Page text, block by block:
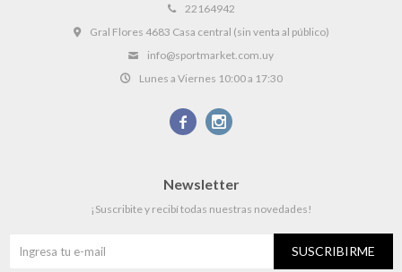
22164942
Gral Flores 4683 Casa central (sin venta al público)
info@sportmarket.com.uy
Lunes a Viernes 10:00 a 17:30
 
Newsletter
¡Suscribite y recibí todas nuestras novedades!
SUSCRIBIRME